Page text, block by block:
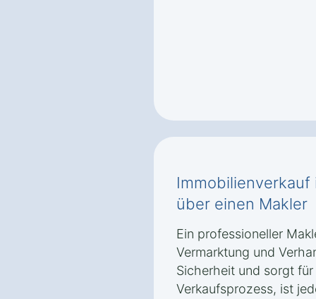
Immobilienverkauf
über einen Makler
Ein professioneller
Vermarktung und
Sicherheit und sorgt
Verkaufsprozess, ist